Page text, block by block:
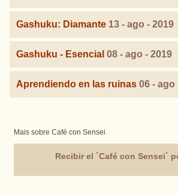
Gashuku: Diamante 13 - ago - 2019
Gashuku - Esencial 08 - ago - 2019
Aprendiendo en las ruinas 06 - ago
Mais sobre Café con Sensei
Recibir el ´Café con Sensei`